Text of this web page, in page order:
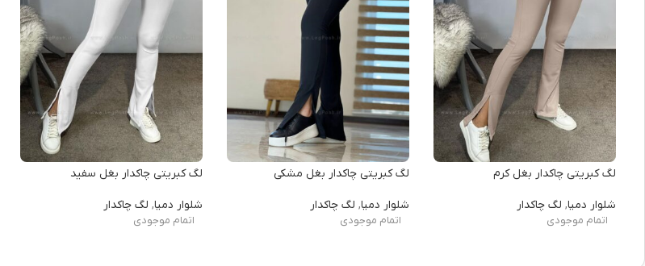
لگ کبریتی چاکدار بغل کرم
شلوار دمپا, لگ چاکدار
اتمام موجودی
لگ کبریتی چاکدار بغل مشکی
شلوار دمپا, لگ چاکدار
اتمام موجودی
لگ کبریتی چاکدار بغل سفید
شلوار دمپا, لگ چاکدار
اتمام موجودی